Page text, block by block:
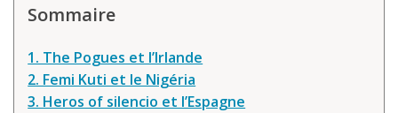
Sommaire
1. The Pogues et l’Irlande
2. Femi Kuti et le Nigéria
3. Heros of silencio et l’Espagne